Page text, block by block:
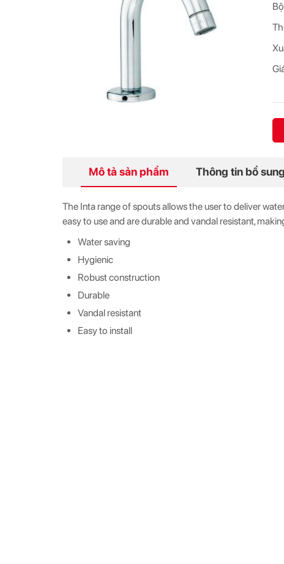
Mô tả sản phẩm Thông tin bổ sung
The Inta range of spouts allows the user to deliver
easy to use and are durable and vandal resistant,
Water saving
Hygienic
Robust construction
Durable
Vandal resistant
Easy to install